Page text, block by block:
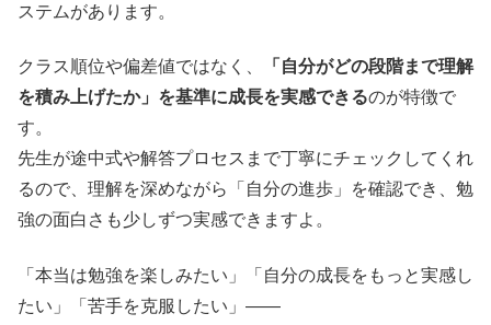
ステムがあります。
クラス順位や偏差値ではなく、
「自分がどの段階まで理解
を積み上げたか」を基準に成長を実感できるのが特徴で
す。
先生が途中式や解答プロセスまで丁寧にチェックしてくれ
るので、理解を深めながら「自分の進歩」を確認でき、勉
強の面白さも少しずつ実感できますよ。
「本当は勉強を楽しみたい」「自分の成長をもっと実感し
たい」「苦手を克服したい」――